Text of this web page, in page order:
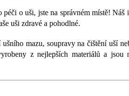
o uši, jste na správném místě!
uši zdravé a pohodlné.
mazu, soupravy na čištění uší
z nejlepších materiálů a